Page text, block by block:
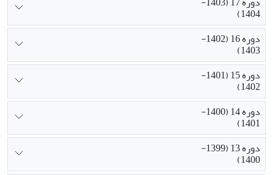
1404)
دوره 16 (1402-
1403)
دوره 15 (1401-
1402)
دوره 14 (1400-
1401)
دوره 13 (1399-
1400)